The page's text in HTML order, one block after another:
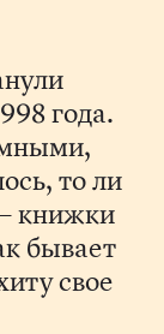
года.
то ли
книжки
бывает
свое